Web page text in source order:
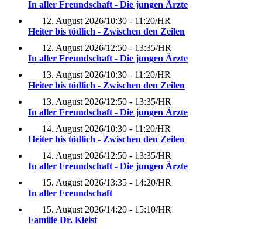
In aller Freundschaft - Die jungen Ärzte
12. August 2026/10:30 - 11:20/HR
Heiter bis tödlich - Zwischen den Zeilen
12. August 2026/12:50 - 13:35/HR
In aller Freundschaft - Die jungen Ärzte
13. August 2026/10:30 - 11:20/HR
Heiter bis tödlich - Zwischen den Zeilen
13. August 2026/12:50 - 13:35/HR
In aller Freundschaft - Die jungen Ärzte
14. August 2026/10:30 - 11:20/HR
Heiter bis tödlich - Zwischen den Zeilen
14. August 2026/12:50 - 13:35/HR
In aller Freundschaft - Die jungen Ärzte
15. August 2026/13:35 - 14:20/HR
In aller Freundschaft
15. August 2026/14:20 - 15:10/HR
Familie Dr. Kleist